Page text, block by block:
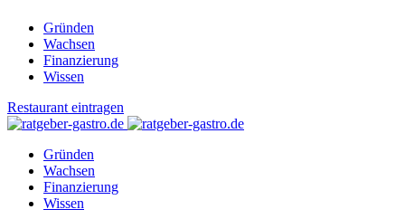
Gründen
Wachsen
Finanzierung
Wissen
Restaurant eintragen
Gründen
Wachsen
Finanzierung
Wissen